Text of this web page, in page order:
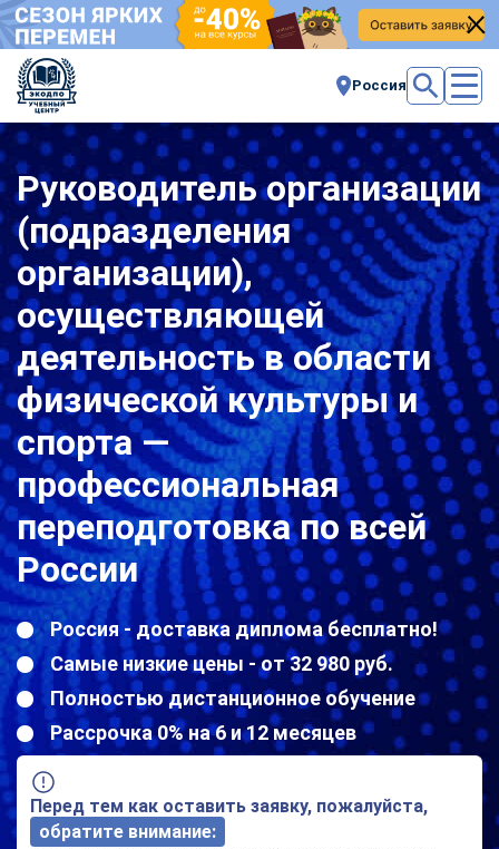
Россия
Руководитель организации
(подразделения
организации),
осуществляющей
деятельность в области
физической культуры и
спорта —
профессиональная
переподготовка по всей
России
Россия - доставка диплома бесплатно!
Самые низкие цены - от 32 980 руб.
Полностью дистанционное обучение
Рассрочка 0% на 6 и 12 месяцев
Перед тем как оставить заявку, пожалуйста,
обратите внимание: